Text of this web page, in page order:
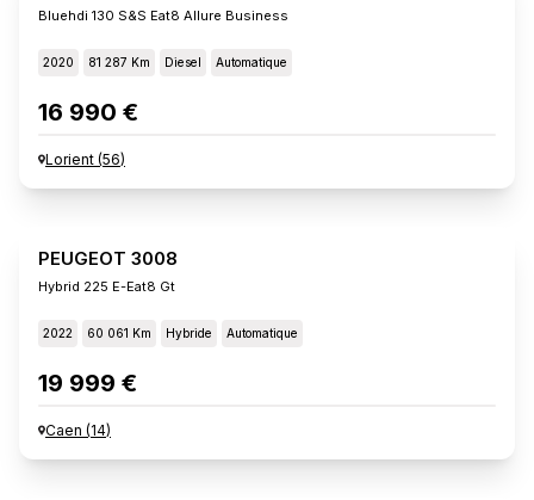
Bluehdi 130 S&s Eat8 Allure Business
2020 81 287 Km Diesel Automatique
16 990 €
Lorient (56)
PEUGEOT 3008
Hybrid 225 E-Eat8 Gt
2022 60 061 Km Hybride Automatique
19 999 €
Caen (14)